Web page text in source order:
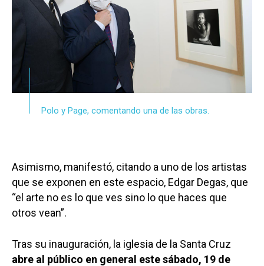
Polo y Page, comentando una de las obras.
Asimismo, manifestó, citando a uno de los artistas
que se exponen en este espacio, Edgar Degas, que
“el arte no es lo que ves sino lo que haces que
otros vean”.
Tras su inauguración, la iglesia de la Santa Cruz
abre al público en general este sábado, 19 de